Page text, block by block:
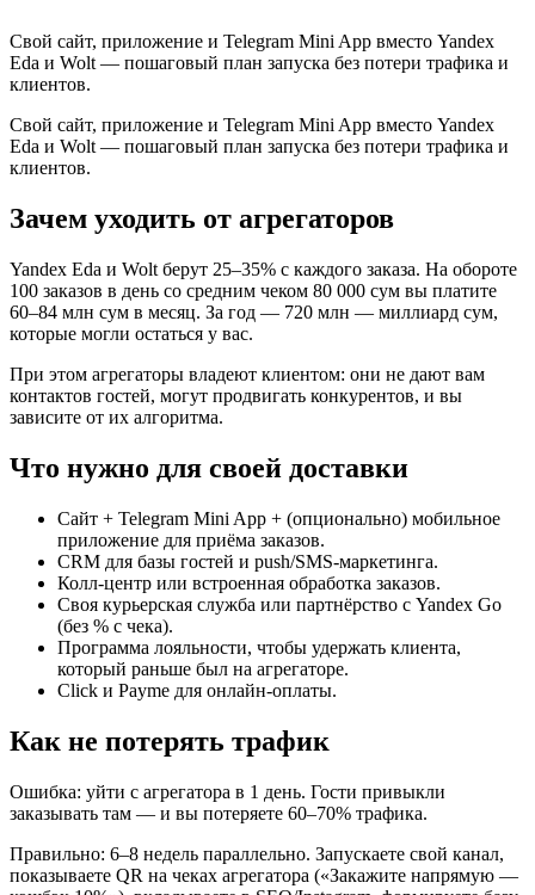
Свой сайт, приложение и Telegram Mini App вместо Yandex
Eda и Wolt — пошаговый план запуска без потери трафика и
клиентов.
Свой сайт, приложение и Telegram Mini App вместо Yandex
Eda и Wolt — пошаговый план запуска без потери трафика и
клиентов.
Зачем уходить от агрегаторов
Yandex Eda и Wolt берут 25–35% с каждого заказа. На обороте
100 заказов в день со средним чеком 80 000 сум вы платите
60–84 млн сум в месяц. За год — 720 млн — миллиард сум,
которые могли остаться у вас.
При этом агрегаторы владеют клиентом: они не дают вам
контактов гостей, могут продвигать конкурентов, и вы
зависите от их алгоритма.
Что нужно для своей доставки
Сайт + Telegram Mini App + (опционально) мобильное
приложение для приёма заказов.
CRM для базы гостей и push/SMS-маркетинга.
Колл-центр или встроенная обработка заказов.
Своя курьерская служба или партнёрство с Yandex Go
(без % с чека).
Программа лояльности, чтобы удержать клиента,
который раньше был на агрегаторе.
Click и Payme для онлайн-оплаты.
Как не потерять трафик
Ошибка: уйти с агрегатора в 1 день. Гости привыкли
заказывать там — и вы потеряете 60–70% трафика.
Правильно: 6–8 недель параллельно. Запускаете свой канал,
показываете QR на чеках агрегатора («Закажите напрямую —